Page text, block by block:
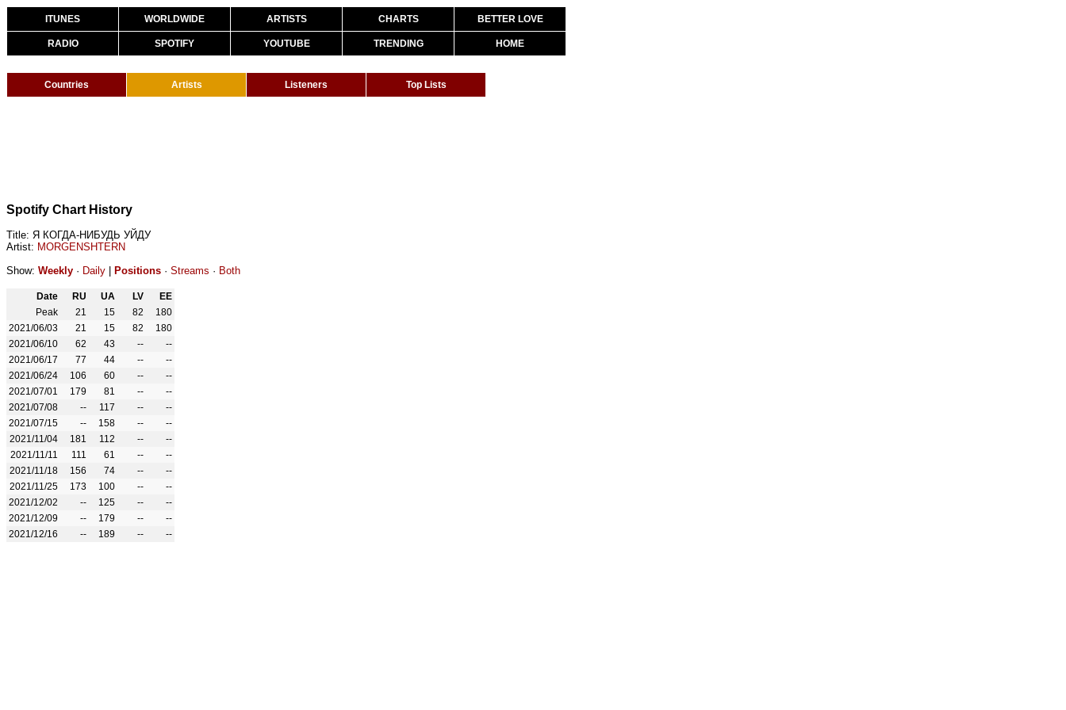
ITUNES WORLDWIDE ARTISTS CHARTS BETTER LOVE
RADIO SPOTIFY YOUTUBE TRENDING HOME
Countries Artists Listeners Top Lists
Spotify Chart History
Title: Я КОГДА-НИБУДЬ УЙДУ
Artist: MORGENSHTERN
Show: Weekly · Daily Positions · Streams · Both
Date RU UA LV
EE
Peak
21 15 82
180
2021/06/03
21 15 82
180
2021/06/10
62 43 --
--
2021/06/17
77 44 --
--
2021/06/24
106 60 --
--
2021/07/01
179 81 --
--
2021/07/08
-- 117 --
--
2021/07/15
-- 158 --
--
2021/11/04
181 112 --
--
2021/11/11
111 61 --
--
2021/11/18
156 74 --
--
2021/11/25
173 100 --
--
2021/12/02
-- 125 --
--
2021/12/09
-- 179 --
--
2021/12/16
-- 189 -- --